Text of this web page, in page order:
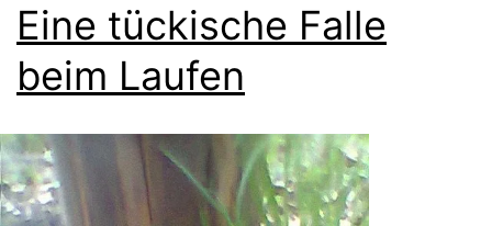
Eine tückische Falle
beim Laufen